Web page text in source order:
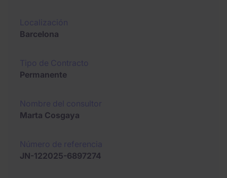
Barcelona
Permanente
Marta Cosgaya
JN-122025-6897274